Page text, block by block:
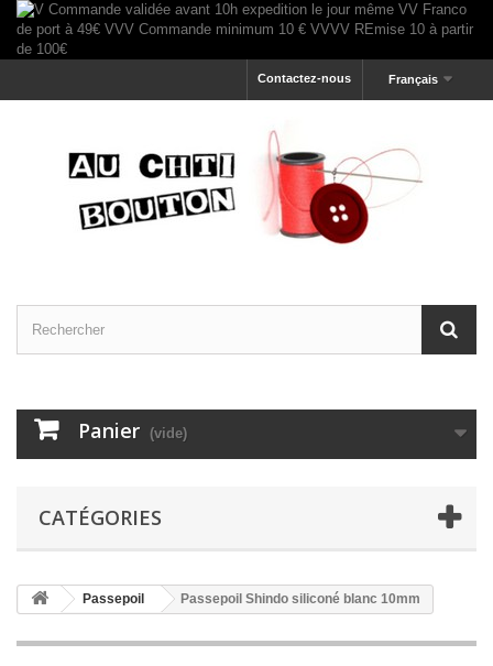
Français
Contactez-nous
Panier (vide)
CATÉGORIES
Passepoil Passepoil Shindo siliconé blanc 10mm